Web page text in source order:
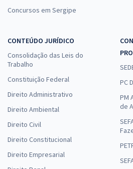
Concursos em Sergipe
CONTEÚDO JURÍDICO
Consolidação das Leis do
Trabalho
Constituição Federal
Direito Administrativo
Direito Ambiental
Direito Civil
Direito Constitucional
Direito Empresarial
PC
PM
de